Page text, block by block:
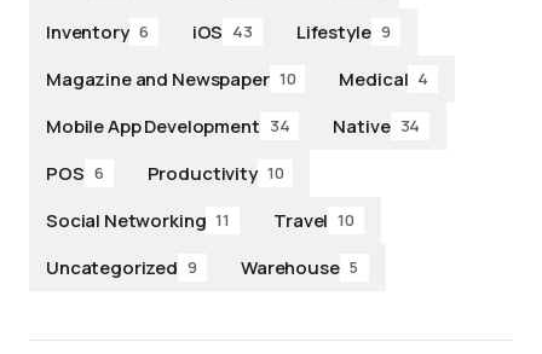
Inventory 6 iOS 43 Lifestyle 9
Magazine and Newspaper 10 Medical 4
Mobile App Development 34 Native 34
POS 6 Productivity 10
Social Networking 11 Travel 10
Uncategorized 9 Warehouse 5